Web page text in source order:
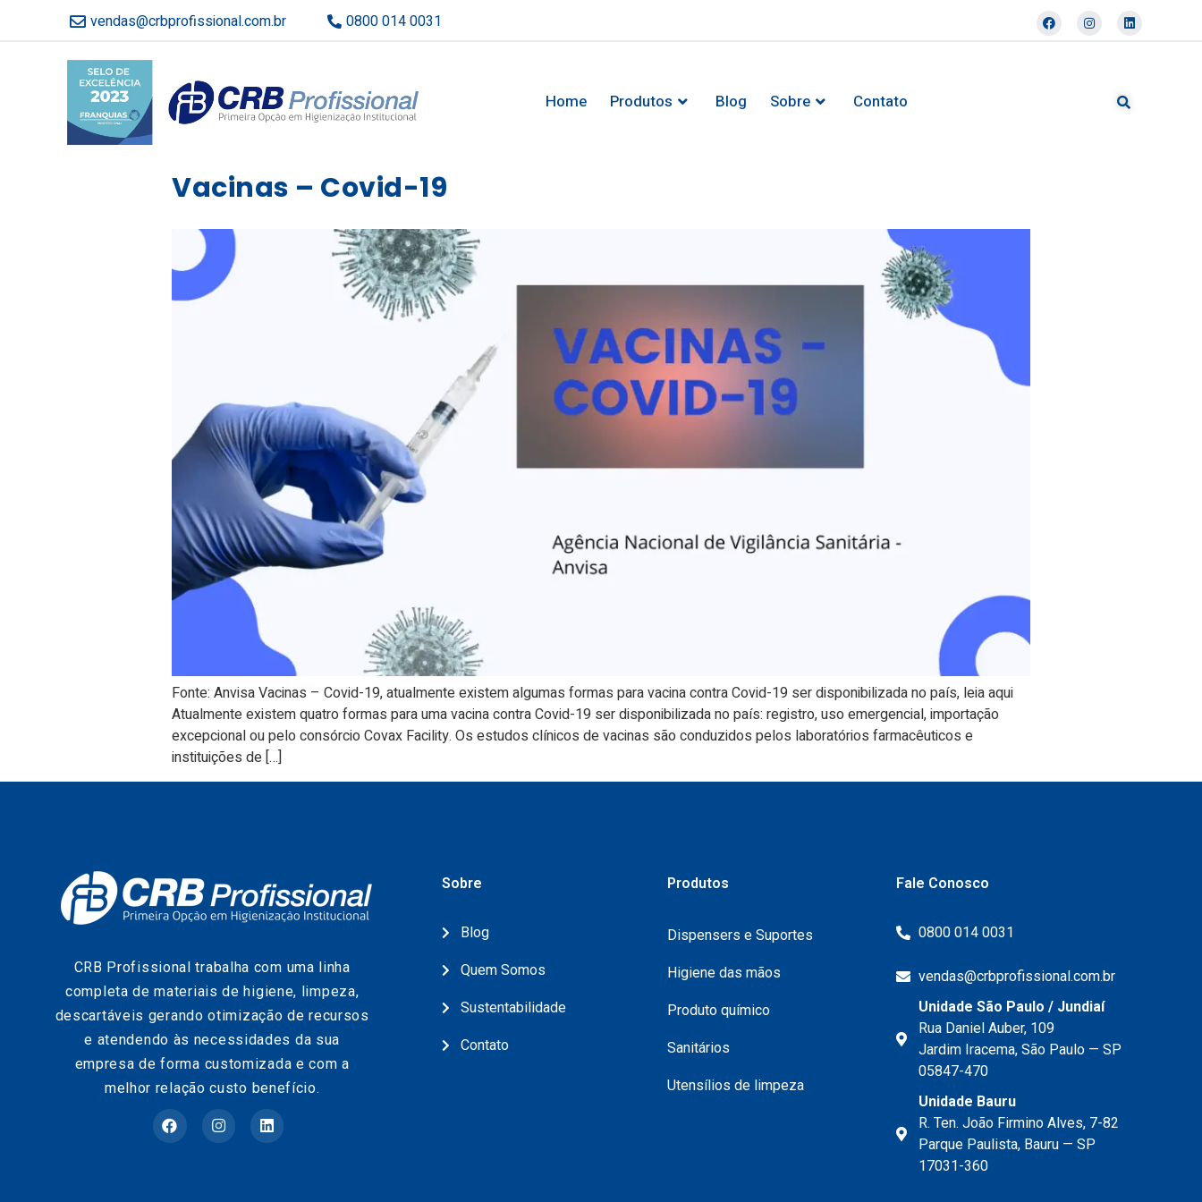
vendas@crbprofissional.com.br 0800 014 0031
Home Produtos Blog Sobre Contato
Vacinas – Covid-19
Fonte: Anvisa Vacinas – Covid-19, atualmente existem algumas formas para vacina contra Covid-19 ser disponibilizada no país, leia aqui
Atualmente existem quatro formas para uma vacina contra Covid-19 ser disponibilizada no país: registro, uso emergencial, importação
excepcional ou pelo consórcio Covax Facility. Os estudos clínicos de vacinas são conduzidos pelos laboratórios farmacêuticos e
instituições de […]
CRB Profissional trabalha com uma linha
completa de materiais de higiene, limpeza,
descartáveis gerando otimização de recursos
e atendendo às necessidades da sua
empresa de forma customizada e com a
melhor relação custo benefício.
Sobre
Blog
Quem Somos
Sustentabilidade
Contato
Produtos
Dispensers e Suportes
Higiene das mãos
Produto químico
Sanitários
Utensílios de limpeza
Fale Conosco
0800 014 0031
vendas@crbprofissional.com.br
Unidade São Paulo / Jundiaí
Rua Daniel Auber, 109
Jardim Iracema, São Paulo — SP
05847-470
Unidade Bauru
R. Ten. João Firmino Alves, 7-82
Parque Paulista, Bauru — SP
17031-360